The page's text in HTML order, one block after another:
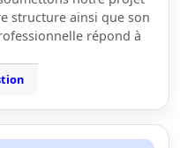
structure ainsi que son
répond à